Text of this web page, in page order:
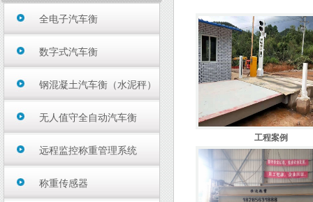
全电子汽车衡
数字式汽车衡
钢混凝土汽车衡（水泥秤）
无人值守全自动汽车衡
远程监控称重管理系统
称重传感器
工程案例